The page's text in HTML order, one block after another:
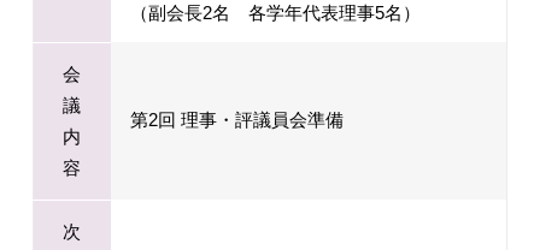
（副会長2名 各学年代表理事5名）
会
議
内
容
第2回 理事・評議員会準備
次